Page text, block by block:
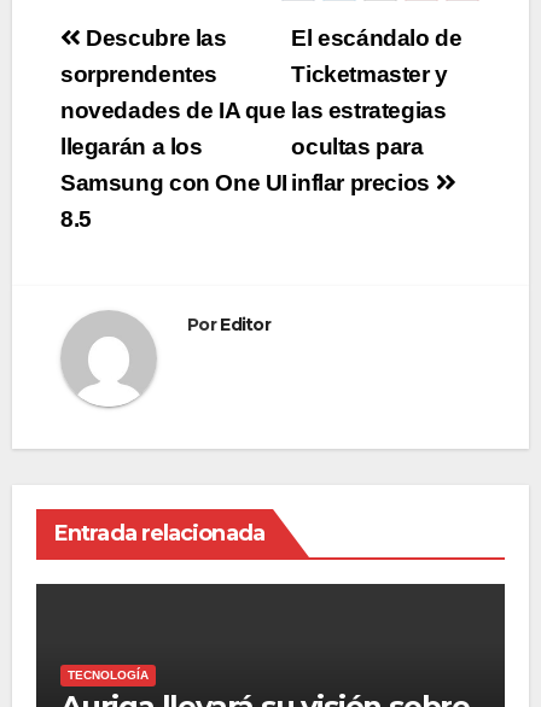
Navegación
de
entradas
El escándalo de
Ticketmaster y
las estrategias
ocultas para
inflar precios
Descubre las
sorprendentes
novedades de IA que
llegarán a los
Samsung con One UI
8.5
PorEditor
Entrada relacionada
TECNOLOGÍA